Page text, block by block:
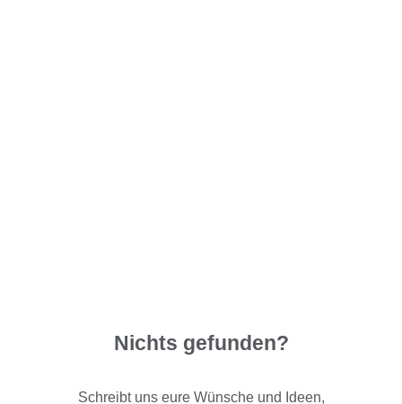
Nichts gefunden?
Schreibt uns eure Wünsche und Ideen,